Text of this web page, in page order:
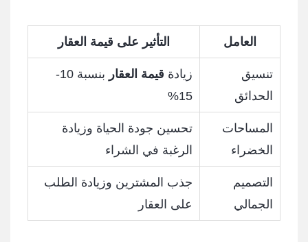
العامل التأثير على قيمة العقار
تنسيق
الحدائق
زيادة قيمة العقار
بنسبة 10-
15%
المساحات
الخضراء
تحسين جودة الحياة وزيادة
الرغبة في الشراء
التصميم
الجمالي
جذب المشترين وزيادة الطلب
على العقار